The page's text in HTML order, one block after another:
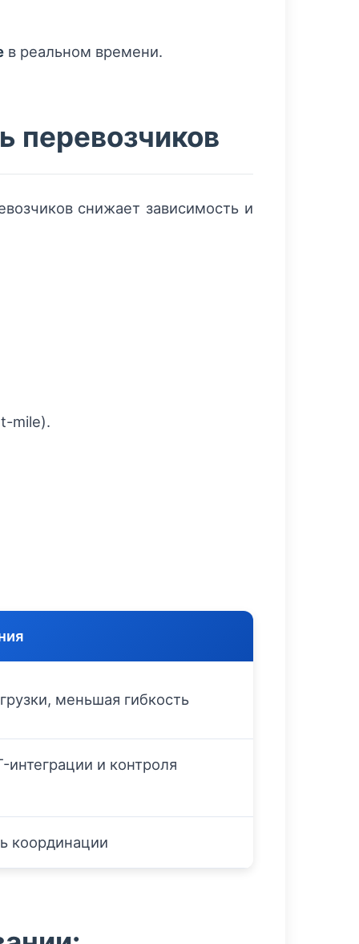
в реальном времени.
перевозчиков
снижает зависимость и
mile).
меньшая гибкость
интеграции и контроля
координации